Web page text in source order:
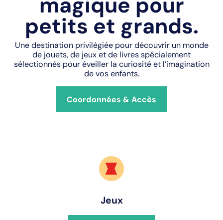
petits et grands.
Une destination privilégiée pour découvrir un monde
de jouets, de jeux et de livres spécialement
sélectionnés pour éveiller la curiosité et l’imagination
de vos enfants.
Coordonnées & Accès
Jeux